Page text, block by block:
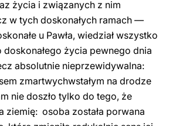
życia i związanych z nim
w tych doskonałych ramach —
u Pawła, wiedział wszystko
życia pewnego dnia
absolutnie nieprzewidywalna:
zmartwychwstałym na drodze
nie doszło tylko do tego, że
ziemię: osoba została porwana